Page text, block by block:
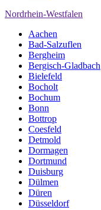
Nordrhein-Westfalen
Aachen
Bad-Salzuflen
Bergheim
Bergisch-Gladbach
Bielefeld
Bocholt
Bochum
Bonn
Bottrop
Coesfeld
Detmold
Dormagen
Dortmund
Duisburg
Dülmen
Düren
Düsseldorf